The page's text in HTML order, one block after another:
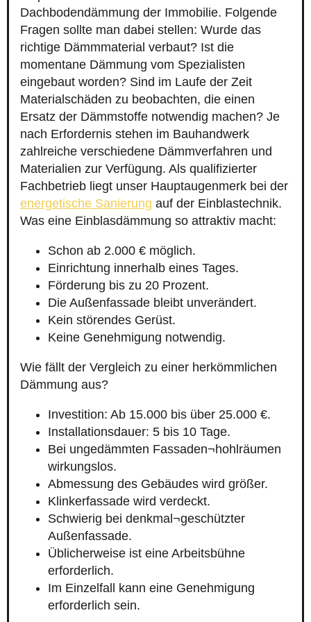
Dachbodendämmung der Immobilie. Folgende
Fragen sollte man dabei stellen: Wurde das
richtige Dämmmaterial verbaut? Ist die
momentane Dämmung vom Spezialisten
eingebaut worden? Sind im Laufe der Zeit
Materialschäden zu beobachten, die einen
Ersatz der Dämmstoffe notwendig machen? Je
nach Erfordernis stehen im Bauhandwerk
zahlreiche verschiedene Dämmverfahren und
Materialien zur Verfügung. Als qualifizierter
Fachbetrieb liegt unser Hauptaugenmerk bei der
energetische Sanierung auf der Einblastechnik.
Was eine Einblasdämmung so attraktiv macht:
Schon ab 2.000 € möglich.
Einrichtung innerhalb eines Tages.
Förderung bis zu 20 Prozent.
Die Außenfassade bleibt unverändert.
Kein störendes Gerüst.
Keine Genehmigung notwendig.
Wie fällt der Vergleich zu einer herkömmlichen
Dämmung aus?
Investition: Ab 15.000 bis über 25.000 €.
Installationsdauer: 5 bis 10 Tage.
Bei ungedämmten Fassaden¬hohlräumen
wirkungslos.
Abmessung des Gebäudes wird größer.
Klinkerfassade wird verdeckt.
Schwierig bei denkmal¬geschützter
Außenfassade.
Üblicherweise ist eine Arbeitsbühne
erforderlich.
Im Einzelfall kann eine Genehmigung
erforderlich sein.